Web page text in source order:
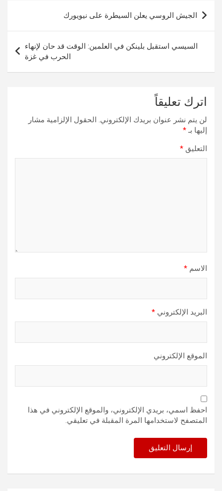
تصفّح
المقالات
الجيش الروسي يعلن السيطرة على نيويورك
السيسي استقبل بلينكن في العلمين: الوقت قد حان لإنهاء
الحرب في غزة
اترك تعليقاً
لن يتم نشر عنوان بريدك الإلكتروني. الحقول الإلزامية مشار
إليها بـ*
التعليق *
الاسم *
البريد الإلكتروني *
الموقع الإلكتروني
احفظ اسمي، بريدي الإلكتروني، والموقع الإلكتروني في هذا
المتصفح لاستخدامها المرة المقبلة في تعليقي.